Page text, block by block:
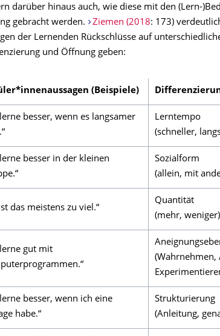
darüber hinaus auch, wie diese mit den (Lern-
gebracht werden.
Ziemen (2018: 173)
der Lernenden Rückschlüsse auf
und Öffnung geben:
(Beispiele)
besser, wenn es langsamer
Lerntempo
(schneller,
besser in der kleinen
Sozialform
(allein, mit
das meistens zu viel.“
Quantität
(mehr, weniger)
gut mit
(Wahrnehmen,
besser, wenn ich eine
habe.“
Strukturierung
(Anleitung,